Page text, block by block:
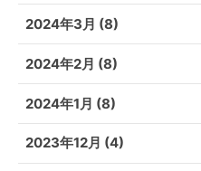
2024年3月 (8)
2024年2月 (8)
2024年1月 (8)
2023年12月 (4)